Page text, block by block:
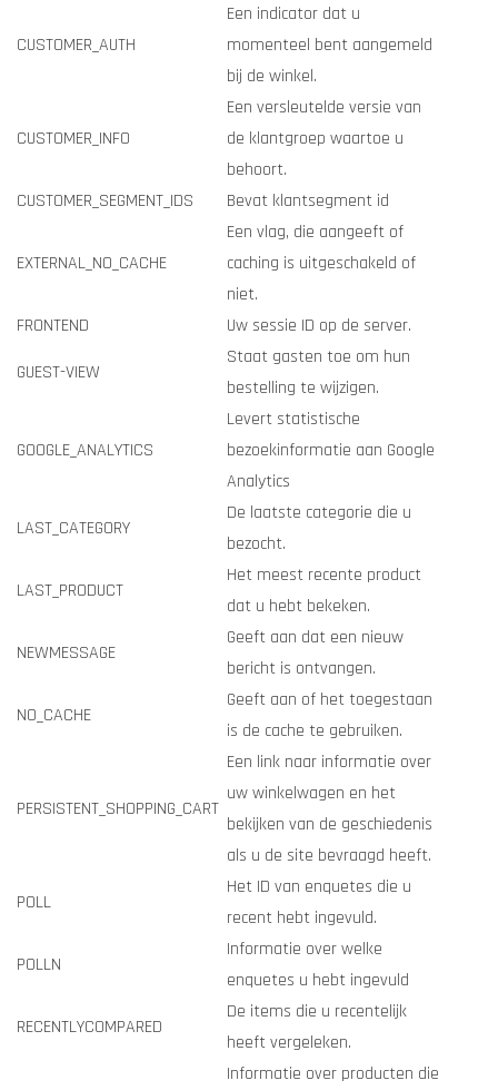
CUSTOMER_AUTH
Een indicator dat u
momenteel bent aangemeld
bij de winkel.
CUSTOMER_INFO
Een versleutelde versie van
de klantgroep waartoe u
behoort.
CUSTOMER_SEGMENT_IDS
Bevat klantsegment id
EXTERNAL_NO_CACHE
Een vlag, die aangeeft of
caching is uitgeschakeld of
niet.
FRONTEND
Uw sessie ID op de server.
GUEST-VIEW
Staat gasten toe om hun
bestelling te wijzigen.
GOOGLE_ANALYTICS
Levert statistische
bezoekinformatie aan Google
Analytics
LAST_CATEGORY
De laatste categorie die u
bezocht.
LAST_PRODUCT
Het meest recente product
dat u hebt bekeken.
NEWMESSAGE
Geeft aan dat een nieuw
bericht is ontvangen.
NO_CACHE
Geeft aan of het toegestaan
is de cache te gebruiken.
PERSISTENT_SHOPPING_CART
Een link naar informatie over
uw winkelwagen en het
bekijken van de geschiedenis
als u de site bevraagd heeft.
POLL
Het ID van enquetes die u
recent hebt ingevuld.
POLLN
Informatie over welke
enquetes u hebt ingevuld
RECENTLYCOMPARED
De items die u recentelijk
heeft vergeleken.
Informatie over producten die